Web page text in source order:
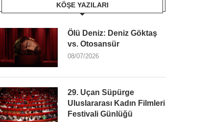
KÖŞE YAZILARI
Ölü Deniz: Deniz Göktaş
vs. Otosansür
08/07/2026
29. Uçan Süpürge
Uluslararası Kadın Filmleri
Festivali Günlüğü